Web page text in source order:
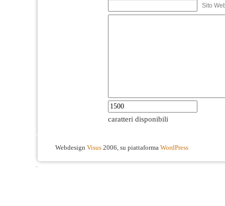
Sito
caratteri disponibili
Webdesign Visus 2006, su piattaforma WordPress